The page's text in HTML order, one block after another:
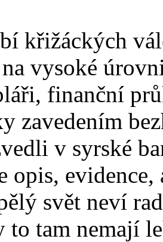
křižáckých
vysoké
finanční
zavedením
v syrské
opis,
svět neví
tam nemají